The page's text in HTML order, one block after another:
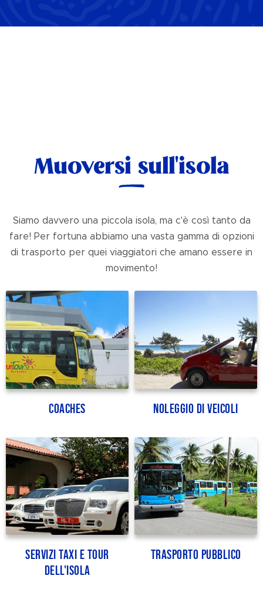
Muoversi sull'isola
Siamo davvero una piccola isola, ma c'è così tanto da
fare! Per fortuna abbiamo una vasta gamma di opzioni
di trasporto per quei viaggiatori che amano essere in
movimento!
Coaches Noleggio di veicoli
Servizi taxi e tour
dell'isola
Trasporto pubblico